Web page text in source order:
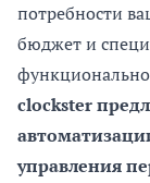
потребности
бюджет и
clockster
управления